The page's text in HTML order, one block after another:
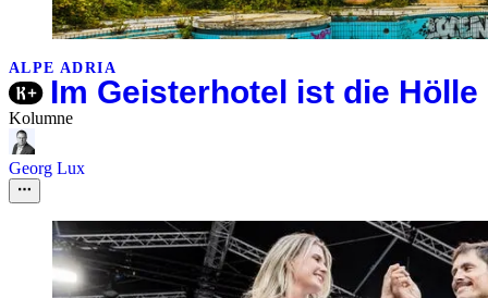
ALPE ADRIA
Im Geisterhotel ist die Hölle
Kolumne
Georg Lux